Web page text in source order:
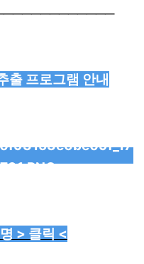
출 프로그램 안내
> 클릭 <